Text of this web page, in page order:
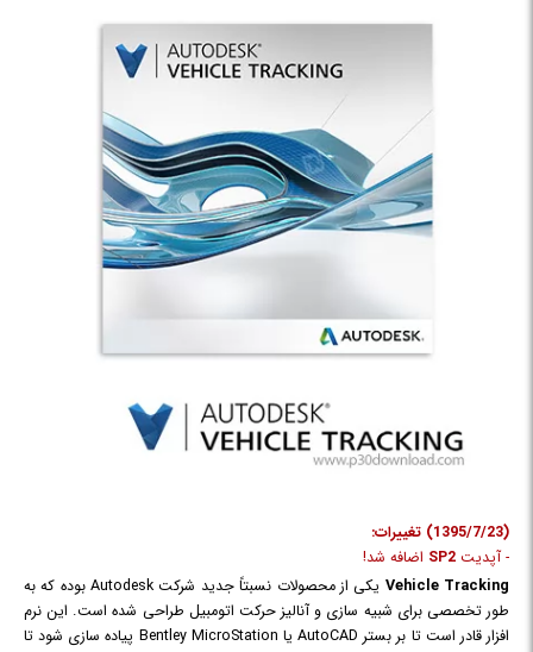
(1395/7/23) تغییرات:
- آپدیت SP2 اضافه شد!
Vehicle Tracking
یکی از محصولات نسبتاً جدید شرکت Autodesk بوده که به
طور تخصصی برای شبیه سازی و آنالیز حرکت اتومبیل طراحی شده است. این نرم
افزار قادر است تا بر بستر AutoCAD یا Bentley MicroStation پیاده سازی شود تا